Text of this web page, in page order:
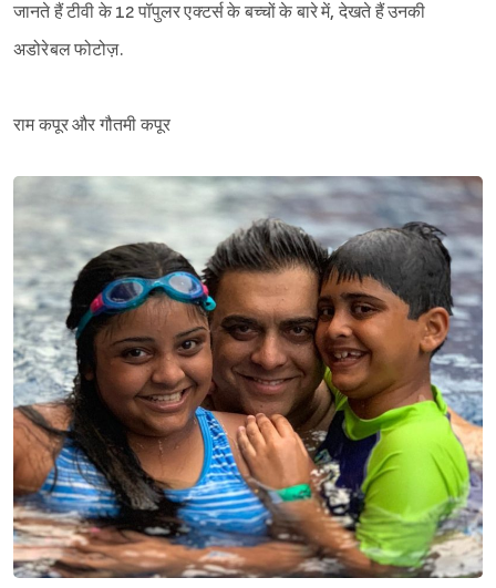
जानते हैं टीवी के 12 पॉपुलर एक्टर्स के बच्चों के बारे में, देखते हैं उनकी
अडोरेबल फोटोज़.
राम कपूर और गौतमी कपूर